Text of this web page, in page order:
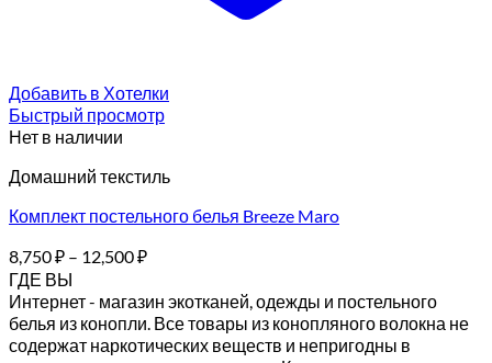
Добавить в Хотелки
Быстрый просмотр
Нет в наличии
Домашний текстиль
Комплект постельного белья Breeze Maro
8,750₽ – 12,500₽
ГДЕ ВЫ
Интернет - магазин экотканей, одежды и постельного
белья из конопли. Все товары из конопляного волокна не
содержат наркотических веществ и непригодны в